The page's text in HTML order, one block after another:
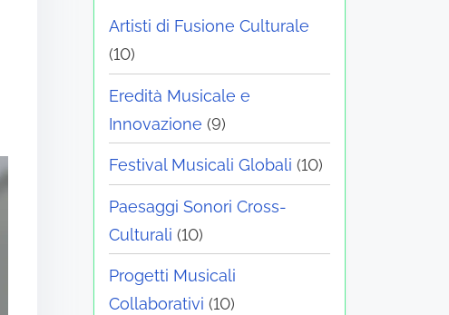
Artisti di Fusione Culturale
(10)
Eredità Musicale e
Innovazione (9)
Festival Musicali Globali (10)
Paesaggi Sonori Cross-
Culturali (10)
Progetti Musicali
Collaborativi (10)